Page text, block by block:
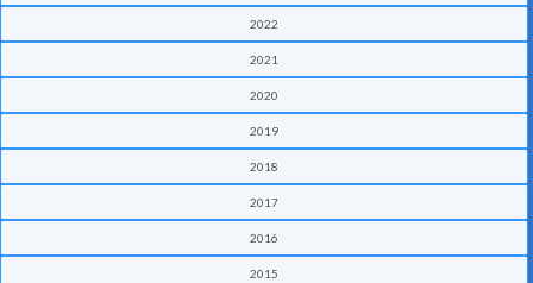
2022
2021
2020
2019
2018
2017
2016
2015